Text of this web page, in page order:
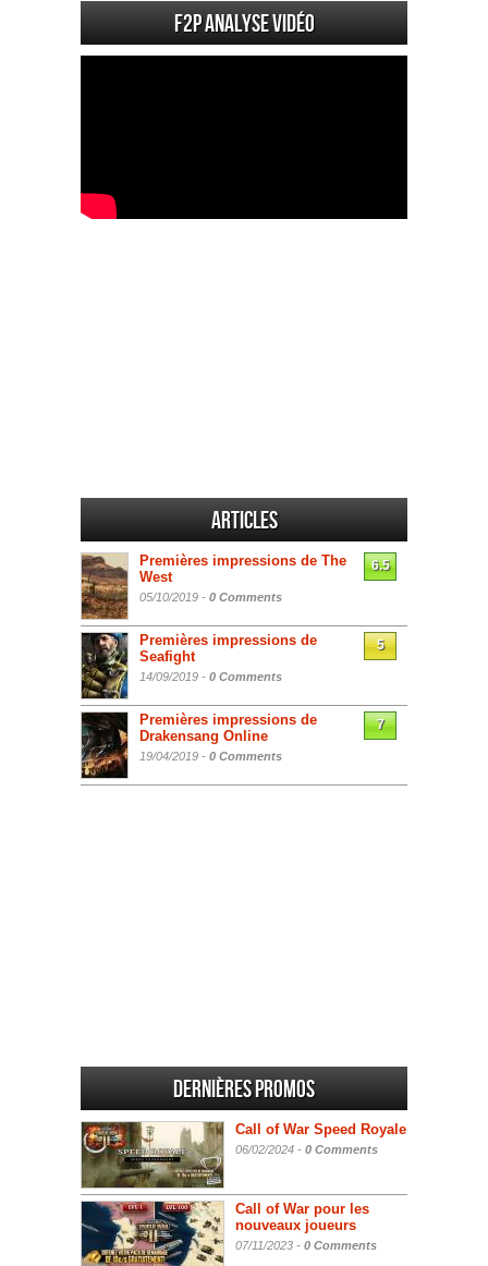
F2P Analyse vidéo
Articles
Premières impressions de The
West
05/10/2019 - 0 Comments
6.5
Premières impressions de
Seafight
14/09/2019 - 0 Comments
5
Premières impressions de
Drakensang Online
19/04/2019 - 0 Comments
7
Dernières promos
Call of War Speed Royale
06/02/2024 - 0 Comments
Call of War pour les
nouveaux joueurs
07/11/2023 - 0 Comments